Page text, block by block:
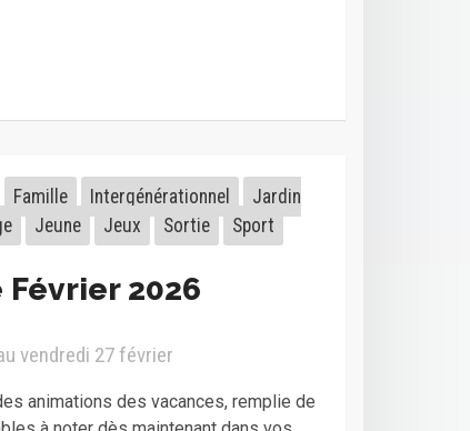
Famille Intergénérationnel
Jardin
Jeune Jeux Sortie Sport
Février 2026
vendredi 27 février
animations des vacances, remplie de